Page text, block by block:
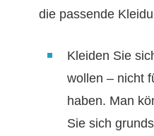
die passende
Kleiden Sie
wollen – nicht
haben. Man
Sie sich